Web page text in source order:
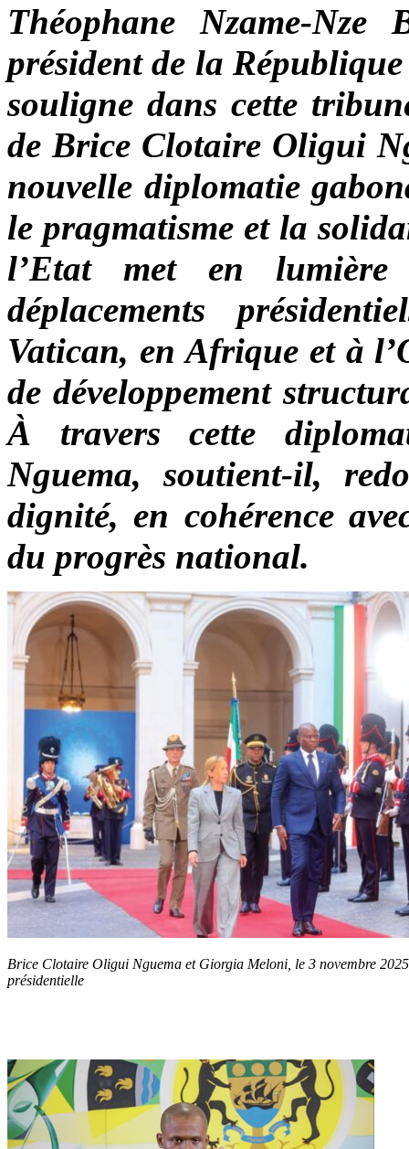
Théophane Nzame-
président de la
souligne dans cette
de Brice Clotaire Oligui
nouvelle diplomatie
le pragmatisme et la
l’Etat met en lumière
déplacements
Vatican, en Afrique et à
de développement
À travers cette
Nguema, soutient-il,
dignité, en cohérence
du progrès national.
Brice Clotaire Oligui Nguema et Giorgia Meloni, le 3 novembre
présidentielle